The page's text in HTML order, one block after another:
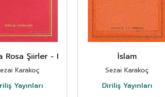
Rosa Şiirler - I
Karakoç
Yayınları
İslam
Sezai Karakoç
Diriliş Yayınları